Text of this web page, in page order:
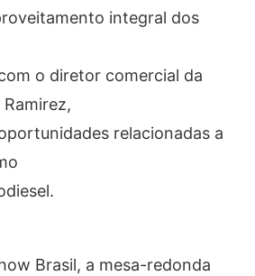
integral dos
o diretor comercial da
relacionadas a
Brasil, a mesa-redonda